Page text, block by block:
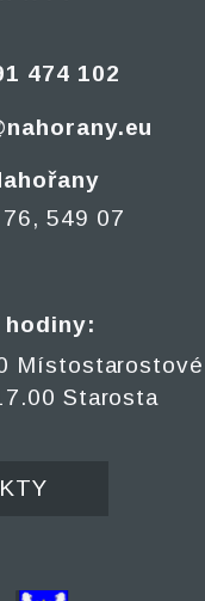
474 102
76, 549 07
hodiny:
Místostarostové
Starosta